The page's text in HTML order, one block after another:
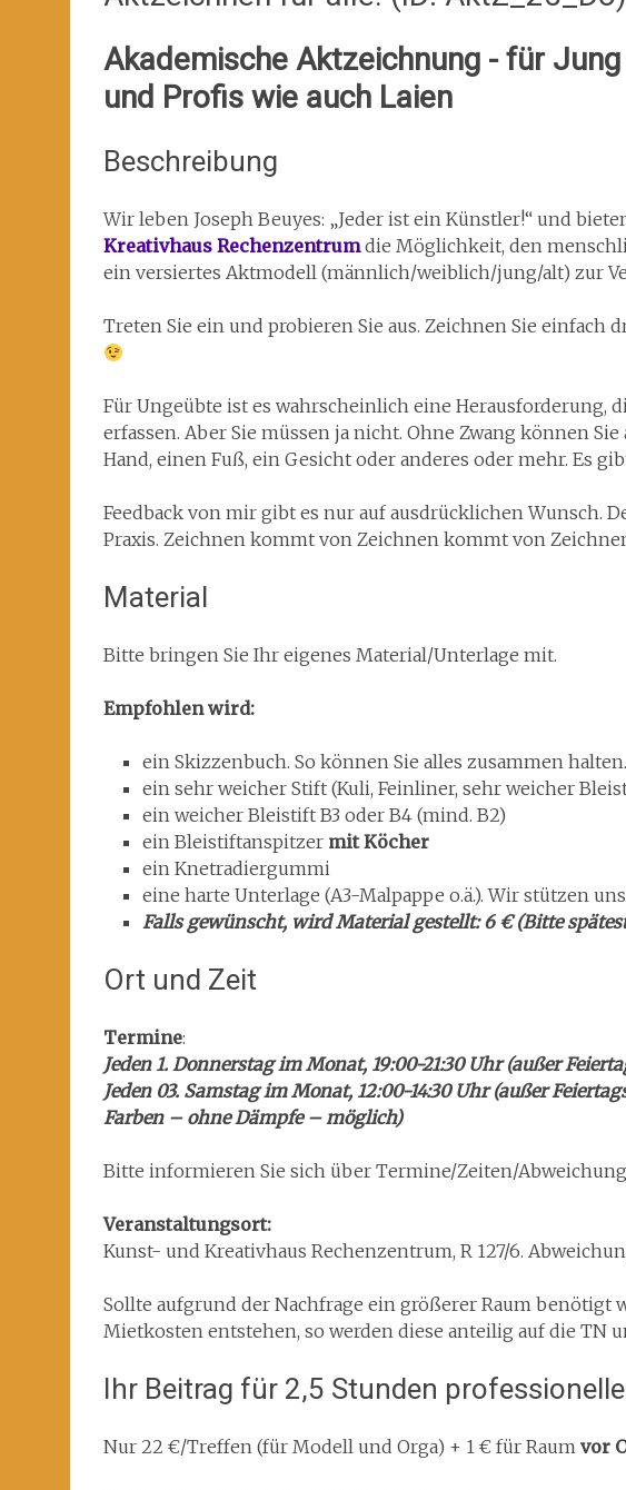
Akademische Aktzeichnung - für
und Profis wie auch Laien
Beschreibung
Wir leben Joseph Beuyes: „Jeder ist ein Künstler!“ und
Kreativhaus Rechenzentrumdie Möglichkeit, den
ein versiertes Aktmodell (männlich/weiblich/jung/alt) zur
Treten Sie ein und probieren Sie aus. Zeichnen Sie einfach
Für Ungeübte ist es wahrscheinlich eine Herausforderung,
erfassen. Aber Sie müssen ja nicht. Ohne Zwang können
Hand, einen Fuß, ein Gesicht oder anderes oder mehr. Es
Feedback von mir gibt es nur auf ausdrücklichen Wunsch.
Praxis. Zeichnen kommt von Zeichnen kommt von
Material
Bitte bringen Sie Ihr eigenes Material/Unterlage mit.
Empfohlen wird:
ein Skizzenbuch. So können Sie alles zusammen
ein sehr weicher Stift (Kuli, Feinliner, sehr weicher
ein weicher Bleistift B3 oder B4 (mind. B2)
ein Bleistiftanspitzer mit Köcher
ein Knetradiergummi
eine harte Unterlage (A3-Malpappe o.ä.). Wir stützen
Falls gewünscht, wird Material gestellt: 6 € (Bitte
Ort und Zeit
Termine:
Jeden 1. Donnerstag im Monat, 19:00-21:30 Uhr (außer
Jeden 03. Samstag im Monat, 12:00-14:30 Uhr (außer
Farben – ohne Dämpfe – möglich)
Bitte informieren Sie sich über Termine/Zeiten/
Veranstaltungsort:
Kunst- und Kreativhaus Rechenzentrum, R 127/6.
Sollte aufgrund der Nachfrage ein größerer Raum benötigt
Mietkosten entstehen, so werden diese anteilig auf die TN
Ihr Beitrag für 2,5 Stunden
Nur 22 €/Treffen (für Modell und Orga) + 1 € für Raum vor